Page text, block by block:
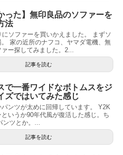
った】無印良品のソファーを
法
ソファーを買いかえました。 まずソ
家の近所のナフコ、ヤマダ電機、無
ー探してみました。2...
記事を読む
で一番ワイドなボトムスをジ
ズではいてみた感じ
ンツが太めに回帰しています。 Y2K
いうか90年代風が復活した感じ。ち
ンツとか。...
記事を読む